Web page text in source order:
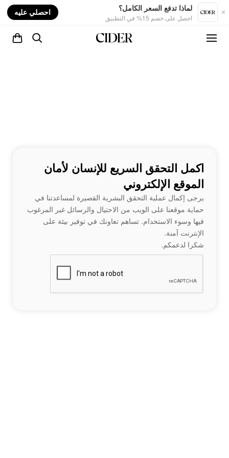
لماذا تدفع السعر الكامل؟
احصل على خصم 15% في التطبيق
احصلي عليه
اكمل التحقق السريع للإنسان لأمان
الموقع الإلكتروني
يرجى إكمال عملية التحقق البشرية القصيرة لمساعدتنا في
حماية موقعنا على الويب من الاحتيال والرسائل غير المرغوب
فيها وسوء الاستخدام. تساهم تعاونك في توفير بيئة على
الإنترنت آمنة.
شكرا لدعمكم.